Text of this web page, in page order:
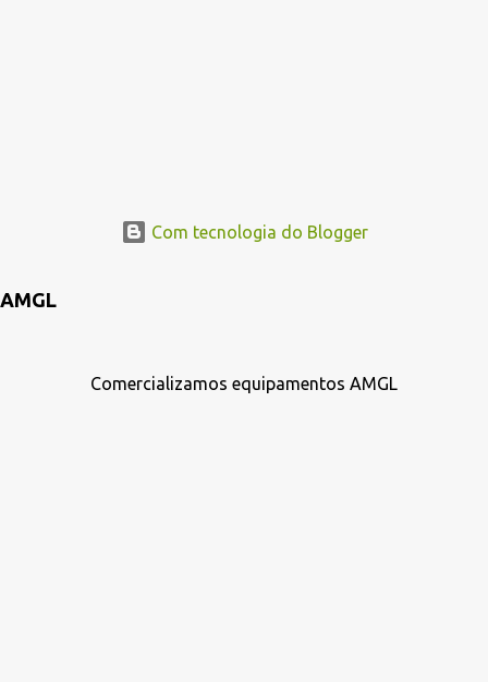
Com tecnologia do Blogger
AMGL
Comercializamos equipamentos AMGL